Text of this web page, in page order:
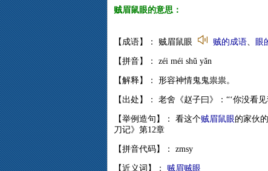
贼眉鼠眼的意思：
【成语】： 贼眉鼠眼 贼的成语、 眼
【拼音】： zéi méi shǔ yǎn
【解释】： 形容神情鬼鬼祟祟。
【出处】： 老舍《赵子曰》：“‘你没看
【举例造句】： 看这个贼眉鼠眼的家伙
刀记》第12章
【拼音代码】： zmsy
【近义词】： 贼眉贼眼